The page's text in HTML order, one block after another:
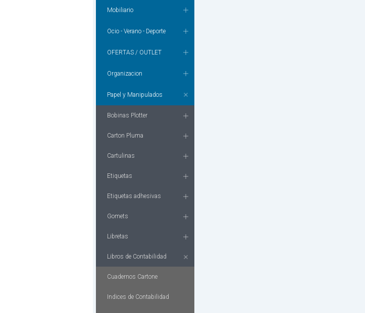
Mobiliario
Ocio - Verano - Deporte
OFERTAS / OUTLET
Organizacion
Papel y Manipulados
Bobinas Plotter
Carton Pluma
Cartulinas
Etiquetas
Etiquetas adhesivas
Gomets
Libretas
Libros de Contabilidad
Cuadernos Cartone
Indices de Contabilidad